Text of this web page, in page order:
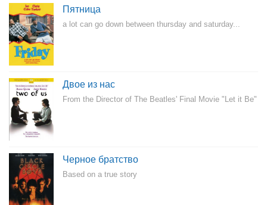
Пятница
a lot can go down between thursday and saturday...
Двое из нас
From the Director of The Beatles' Final Movie "Let it Be"
Черное братство
Based on a true story